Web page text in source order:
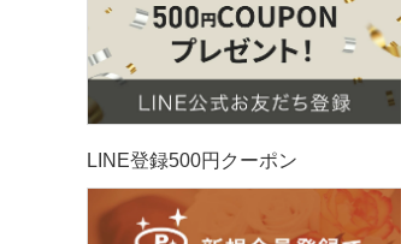
LINE登録500円クーポン